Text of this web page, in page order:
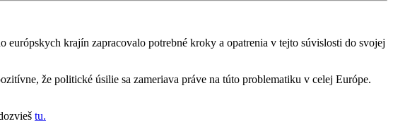
krajín zapracovalo potrebné kroky a opatrenia v tejto súvislosti do svojej
že politické úsilie sa zameriava práve na túto problematiku v celej Európe.
tu.